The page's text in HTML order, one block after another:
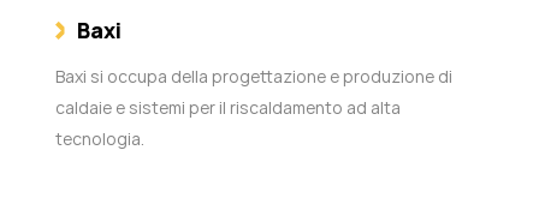
Baxi
Baxi si occupa della progettazione e produzione di
caldaie e sistemi per il riscaldamento ad alta
tecnologia.